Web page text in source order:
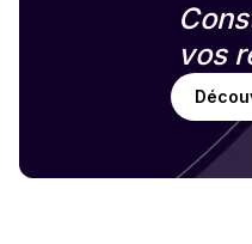
vos